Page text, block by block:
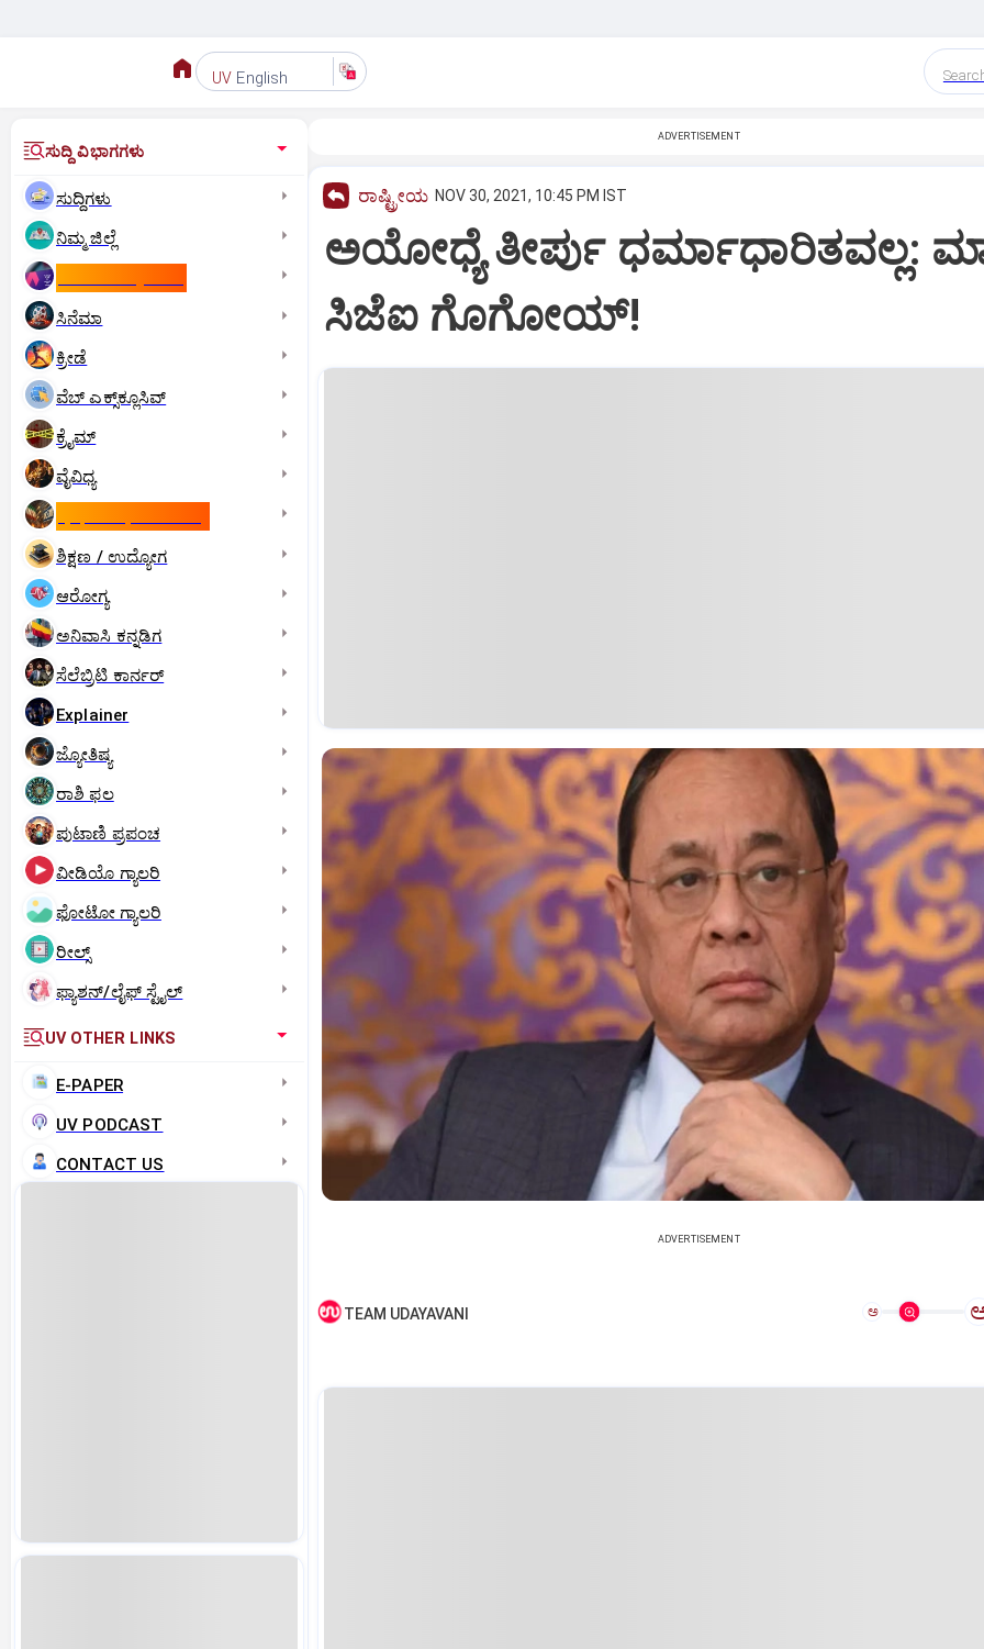
UV English
ಸುದ್ದಿ ವಿಭಾಗಗಳು
ಸುದ್ದಿಗಳು
ನಿಮ್ಮ ಜಿಲ್ಲೆ
ಸಿನೆಮಾ
ಕ್ರೀಡೆ
ವೆಬ್ ಎಕ್ಸ್‌ಕ್ಲೂಸಿವ್
ಕ್ರೈಮ್
ವೈವಿಧ್ಯ
ಶಿಕ್ಷಣ / ಉದ್ಯೋಗ
ಆರೋಗ್ಯ
ಅನಿವಾಸಿ ಕನ್ನಡಿಗ
ಸೆಲೆಬ್ರಿಟಿ ಕಾರ್ನರ್‌
Explainer
ಜ್ಯೋತಿಷ್ಯ
ರಾಶಿ ಫಲ
ಪುಟಾಣಿ ಪ್ರಪಂಚ
ವೀಡಿಯೊ ಗ್ಯಾಲರಿ
ಫೋಟೋ ಗ್ಯಾಲರಿ
ರೀಲ್ಸ್
ಫ್ಯಾಶನ್/ಲೈಫ್‌ ಸ್ಟೈಲ್
UV OTHER LINKS
E-PAPER
UV PODCAST
CONTACT US
ADVERTISEMENT
ರಾಷ್ಟ್ರೀಯ NOV 30, 2021, 10:45 PM IST
ಅಯೋಧ್ಯೆ ತೀರ್ಪು ಧರ್ಮಾಧಾರಿತವಲ್ಲ:
ಸಿಜೆಐ ಗೊಗೋಯ್!
ADVERTISEMENT
TEAM UDAYAVANI ಅ